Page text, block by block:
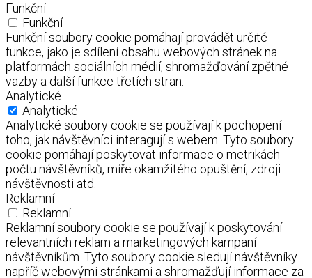
Funkční
Funkční
Funkční soubory cookie pomáhají provádět určité
funkce, jako je sdílení obsahu webových stránek na
platformách sociálních médií, shromažďování zpětné
vazby a další funkce třetích stran.
Analytické
Analytické
Analytické soubory cookie se používají k pochopení
toho, jak návštěvníci interagují s webem. Tyto soubory
cookie pomáhají poskytovat informace o metrikách
počtu návštěvníků, míře okamžitého opuštění, zdroji
návštěvnosti atd.
Reklamní
Reklamní
Reklamní soubory cookie se používají k poskytování
relevantních reklam a marketingových kampaní
návštěvníkům. Tyto soubory cookie sledují návštěvníky
napříč webovými stránkami a shromažďují informace za